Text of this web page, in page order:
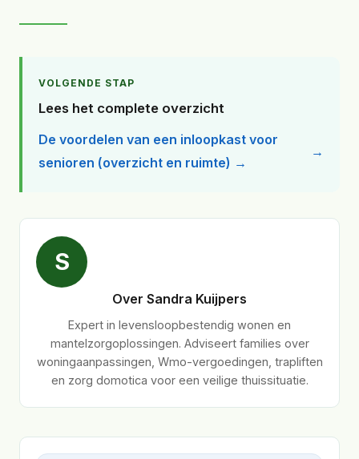
VOLGENDE STAP
Lees het complete overzicht
De voordelen van een inloopkast voor
senioren (overzicht en ruimte) →
S
Over Sandra Kuijpers
Expert in levensloopbestendig wonen en
mantelzorgoplossingen. Adviseert families over
woningaanpassingen, Wmo-vergoedingen, trapliften
en zorg domotica voor een veilige thuissituatie.